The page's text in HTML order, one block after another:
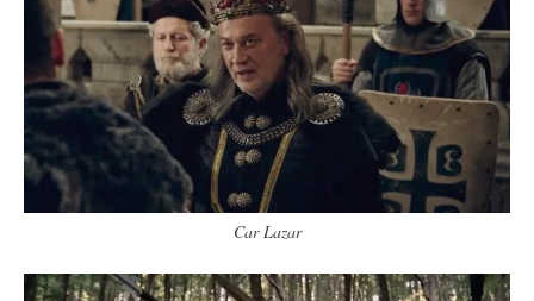
Car Lazar